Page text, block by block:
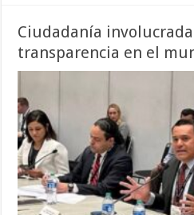
Ciudadanía
transparencia en el